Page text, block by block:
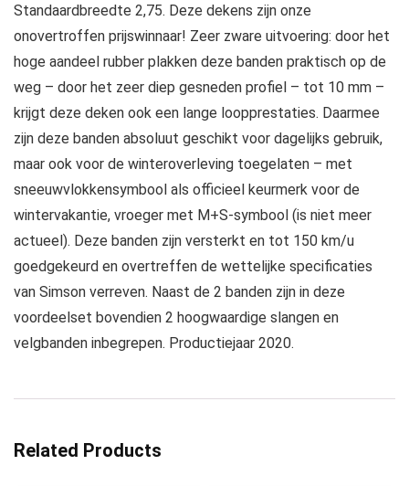
Standaardbreedte 2,75. Deze dekens zijn onze
onovertroffen prijswinnaar! Zeer zware uitvoering: door het
hoge aandeel rubber plakken deze banden praktisch op de
weg – door het zeer diep gesneden profiel – tot 10 mm –
krijgt deze deken ook een lange loopprestaties. Daarmee
zijn deze banden absoluut geschikt voor dagelijks gebruik,
maar ook voor de winteroverleving toegelaten – met
sneeuwvlokkensymbool als officieel keurmerk voor de
wintervakantie, vroeger met M+S-symbool (is niet meer
actueel). Deze banden zijn versterkt en tot 150 km/u
goedgekeurd en overtreffen de wettelijke specificaties
van Simson verreven. Naast de 2 banden zijn in deze
voordeelset bovendien 2 hoogwaardige slangen en
velgbanden inbegrepen. Productiejaar 2020.
Related Products